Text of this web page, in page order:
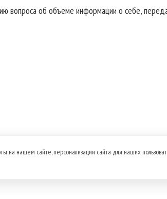
вопроса об объеме информации о себе,
нашем сайте, персонализации сайта для наших